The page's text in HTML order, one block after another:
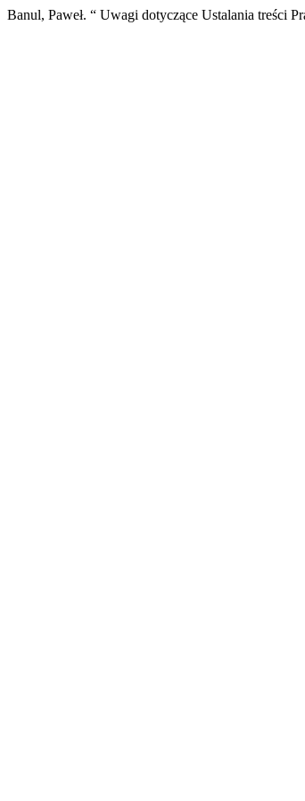
Banul, Paweł. “ Uwagi dotyczące Ustalania treści